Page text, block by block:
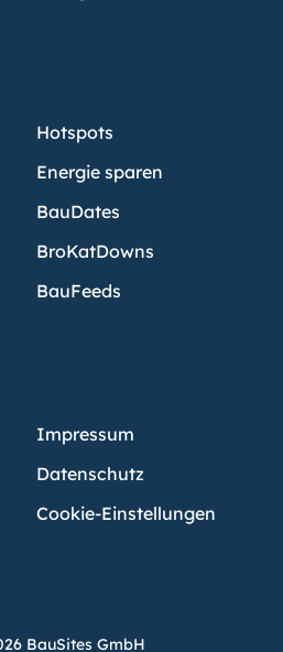
Hotspots
Energie sparen
BauDates
BroKatDowns
BauFeeds
Impressum
Datenschutz
Cookie-Einstellungen
BauSites GmbH